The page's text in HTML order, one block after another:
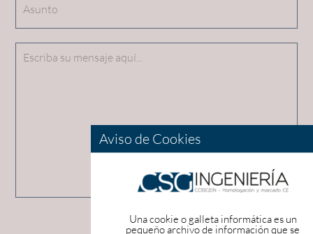
Aviso de Cookies
Una cookie o galleta informática es un
pequeño archivo de información que se